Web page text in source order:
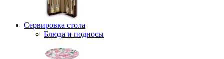
Сервировка стола
Блюда и подносы